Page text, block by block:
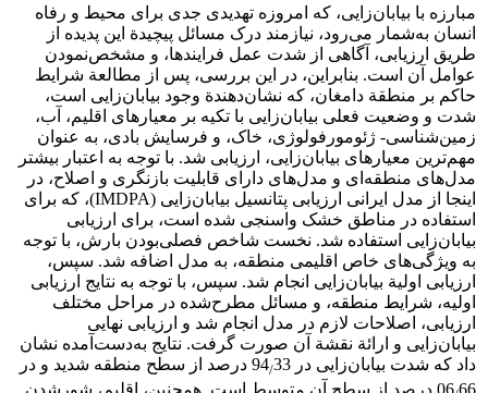
مبارزه با بیابان‌زایی، که امروزه تهدیدی جدی برای محیط و رفاه
انسان به‌شمار می‌رود، نیازمند درک مسائل پیچیدة این پدیده از
طریق ارزیابی، آگاهی از شدت عمل فرایند‌ها، و مشخص‌نمودن
عوامل آن است. بنابراین، در این بررسی، پس از مطالعة شرایط
حاکم بر منطقة دامغان، که نشان‌دهندة وجود بیابان‌زایی است،
شدت و وضعیت فعلی بیابان‌زایی با تکیه بر معیارهای اقلیم، آب،
زمین‌شناسی- ژئومورفولوژی، خاک، و فرسایش بادی، به عنوان
مهم‌ترین معیارهای بیابان‌زایی، ارزیابی شد. با توجه به اعتبار بیشتر
مدل‌های منطقه‌ای و مدل‌های دارای قابلیت بازنگری و اصلاح، در
اینجا از مدل ایرانی ارزیابی پتانسیل بیابان‌زایی (IMDPA)، که برای
استفاده در مناطق خشک واسنجی شده است، برای ارزیابی
بیابان‌زایی استفاده شد. نخست شاخص فصلی‌بودن بارش، با توجه
به ویژگی‌های خاص اقلیمی منطقه، به مدل اضافه شد. سپس،
ارزیابی اولیة بیابان‌زایی انجام شد. سپس، با توجه به نتایج ارزیابی
اولیه، شرایط منطقه، و مسائل مطرح‌شده در مراحل مختلف
ارزیابی، اصلاحات لازم در مدل انجام شد و ارزیابی نهایی
بیابان‌زایی و ارائة نقشة آن صورت گرفت. نتایج به‌دست‌آمده نشان
داد که شدت بیابان‌زایی در 94
/
33 درصد از سطح منطقه شدید و در